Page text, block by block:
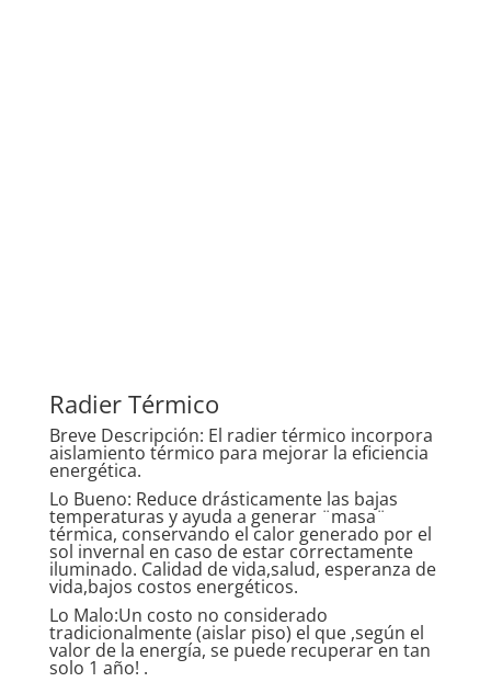
Radier Térmico
Breve Descripción: El radier térmico incorpora
aislamiento térmico para mejorar la eficiencia
energética.
Lo Bueno: Reduce drásticamente las bajas
temperaturas y ayuda a generar ¨masa¨
térmica, conservando el calor generado por el
sol invernal en caso de estar correctamente
iluminado. Calidad de vida,salud, esperanza de
vida,bajos costos energéticos.
Lo Malo:Un costo no considerado
tradicionalmente (aislar piso) el que ,según el
valor de la energía, se puede recuperar en tan
solo 1 año! .